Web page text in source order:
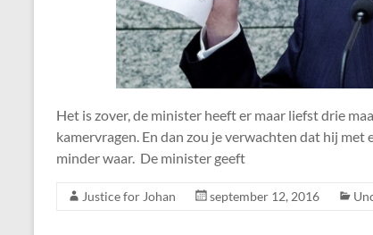
Het is zover, de minister heeft er maar liefst drie
kamervragen. En dan zou je verwachten dat hij
minder waar. De minister geeft
Justice for Johan september 12, 2016